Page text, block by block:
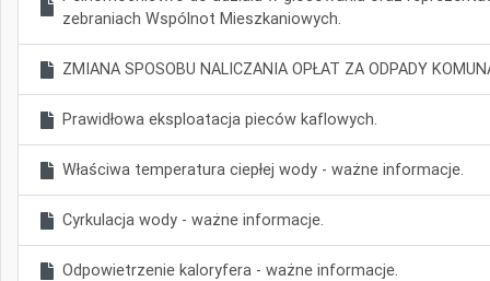
zebraniach Wspólnot Mieszkaniowych.
ZMIANA SPOSOBU NALICZANIA OPŁAT ZA ODPADY
Prawidłowa eksploatacja pieców kaflowych.
Właściwa temperatura ciepłej wody - ważne informacje.
Cyrkulacja wody - ważne informacje.
Odpowietrzenie kaloryfera - ważne informacje.